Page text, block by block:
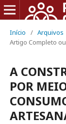
Início / Arquivos
Artigo Completo
A
POR